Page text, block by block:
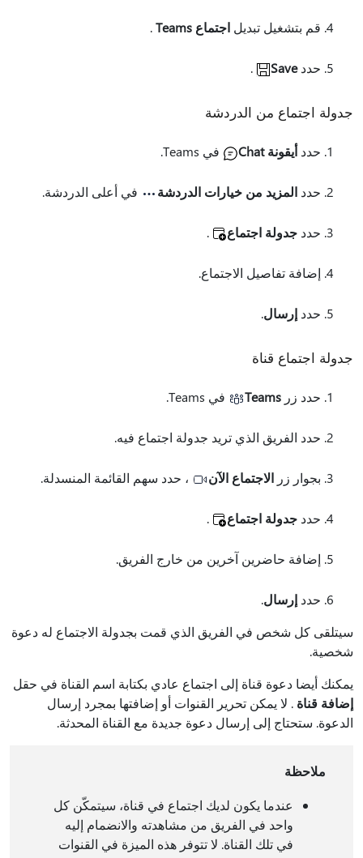
قم بتشغيل تبديل اجتماع Teams .
حددSave
.
جدولة اجتماع من الدردشة
حددأيقونة Chat في Teams.
حدد المزيد من خيارات الدردشة في أعلى الدردشة.
حدد جدولة اجتماع .
إضافة تفاصيل الاجتماع.
حدد إرسال.
جدولة اجتماع قناة
حدد زر Teams في Teams.
حدد الفريق الذي تريد جدولة اجتماع فيه.
بجوار زر الاجتماع الآن ، حدد سهم القائمة المنسدلة.
حدد جدولة اجتماع .
إضافة حاضرين آخرين من خارج الفريق.
حدد إرسال.
سيتلقى كل شخص في الفريق الذي قمت بجدولة الاجتماع له دعوة
شخصية.
يمكنك أيضا دعوة قناة إلى اجتماع عادي بكتابة اسم القناة في حقل
إضافة قناة . لا يمكن تحرير القنوات أو إضافتها بمجرد إرسال
الدعوة. ستحتاج إلى إرسال دعوة جديدة مع القناة المحدثة.
ملاحظة
عندما يكون لديك اجتماع في قناة، سيتمكّن كل
واحد في الفريق من مشاهدته والانضمام إليه
في تلك القناة. لا تتوفر هذه الميزة في القنوات